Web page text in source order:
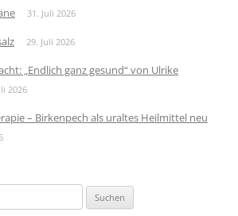
31. Juli 2026
29. Juli 2026
„Endlich ganz gesund“ von Ulrike
2026
– Birkenpech als uraltes Heilmittel neu